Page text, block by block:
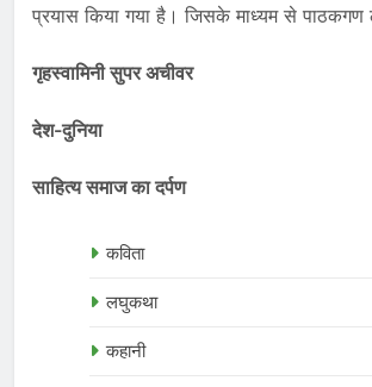
प्रयास किया गया है। जिसके माध्यम से पाठकगण
गृहस्वामिनी सुपर अचीवर
देश-दुनिया
साहित्य समाज का दर्पण
कविता
लघुकथा
कहानी